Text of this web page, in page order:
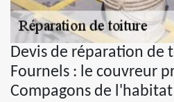
Devis de réparation de
Fournels : le couvreur
Compagons de